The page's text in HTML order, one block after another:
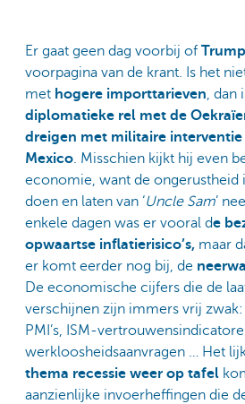
Er gaat geen dag voorbij of Trump
voorpagina van de krant. Is het
met hogere importtarieven ,
diplomatieke rel met de
dreigen met militaire interventie
Mexico . Misschien kijkt hij even
economie, want de ongerustheid
doen en laten van ‘Uncle Sam’
enkele dagen was er vooral de
opwaartse inflatierisico’s, maar
er komt eerder nog bij, de
De economische cijfers die de
verschijnen zijn immers vrij zwak:
PMI’s, ISM-
werkloosheidsaanvragen … Het
thema recessie weer op tafel
aanzienlijke invoerheffingen die